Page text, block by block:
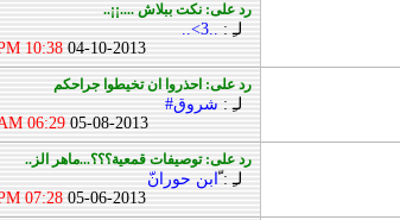
رد على: نكت ببلاش ....¡¡..
لـِ : ..3>..
04-10-2013
10:38 PM
رد على: احذروا ان تخيطوا جراحكم
لـِ : شروق#
05-08-2013
06:29 AM
رد على: توصيفات قمعية؟؟؟...ماهر الز..
لـِ :ّابن حورانّ
05-06-2013
07:28 PM